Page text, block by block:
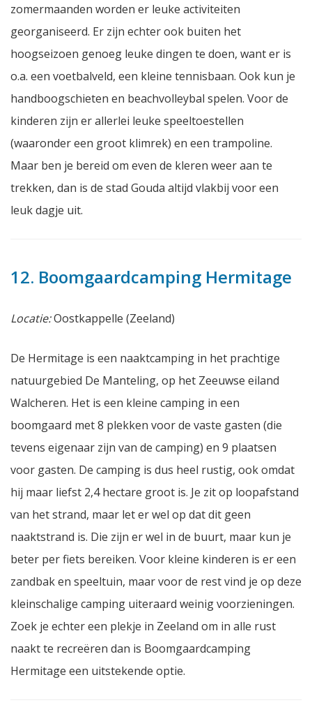
zomermaanden worden er leuke activiteiten
georganiseerd. Er zijn echter ook buiten het
hoogseizoen genoeg leuke dingen te doen, want er is
o.a. een voetbalveld, een kleine tennisbaan. Ook kun je
handboogschieten en beachvolleybal spelen. Voor de
kinderen zijn er allerlei leuke speeltoestellen
(waaronder een groot klimrek) en een trampoline.
Maar ben je bereid om even de kleren weer aan te
trekken, dan is de stad Gouda altijd vlakbij voor een
leuk dagje uit.
12. Boomgaardcamping Hermitage
Locatie:Oostkappelle (Zeeland)
De Hermitage is een naaktcamping in het prachtige
natuurgebied De Manteling, op het Zeeuwse eiland
Walcheren. Het is een kleine camping in een
boomgaard met 8 plekken voor de vaste gasten (die
tevens eigenaar zijn van de camping) en 9 plaatsen
voor gasten. De camping is dus heel rustig, ook omdat
hij maar liefst 2,4 hectare groot is. Je zit op loopafstand
van het strand, maar let er wel op dat dit geen
naaktstrand is. Die zijn er wel in de buurt, maar kun je
beter per fiets bereiken. Voor kleine kinderen is er een
zandbak en speeltuin, maar voor de rest vind je op deze
kleinschalige camping uiteraard weinig voorzieningen.
Zoek je echter een plekje in Zeeland om in alle rust
naakt te recreëren dan is Boomgaardcamping
Hermitage een uitstekende optie.